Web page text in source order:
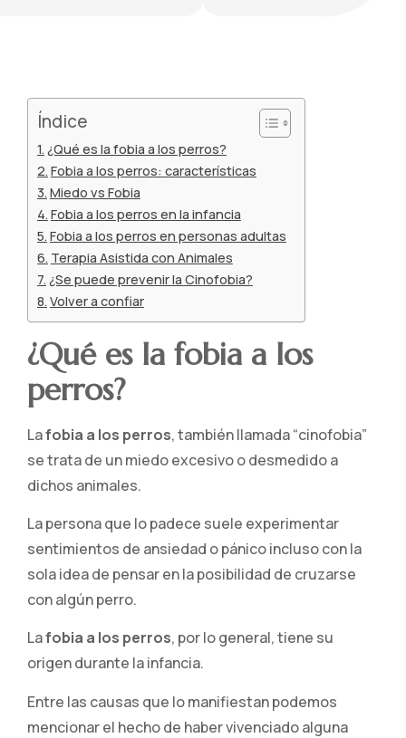
Índice
¿Qué es la fobia a los perros?
Fobia a los perros: características
Miedo vs Fobia
Fobia a los perros en la infancia
Fobia a los perros en personas adultas
Terapia Asistida con Animales
¿Se puede prevenir la Cinofobia?
Volver a confiar
¿Qué es la fobia a los
perros?
Lafobia a los perros, también llamada “cinofobia”
se trata de un miedo excesivo o desmedido a
dichos animales.
La persona que lo padece suele experimentar
sentimientos de ansiedad o pánico incluso con la
sola idea de pensar en la posibilidad de cruzarse
con algún perro.
Lafobia a los perros, por lo general, tiene su
origen durante la infancia.
Entre las causas que lo manifiestan podemos
mencionar el hecho de haber vivenciado alguna